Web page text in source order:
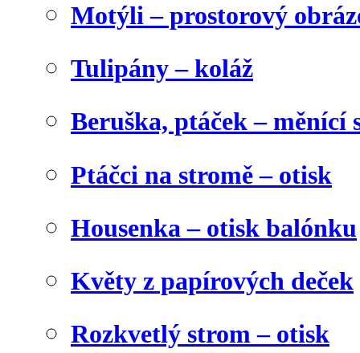
Motýli – prostorový
Tulipány – koláž
Beruška, ptáček – měnící
Ptáčci na stromě – otisk
Housenka – otisk balónku
Květy z papírových deček
Rozkvetlý strom – otisk